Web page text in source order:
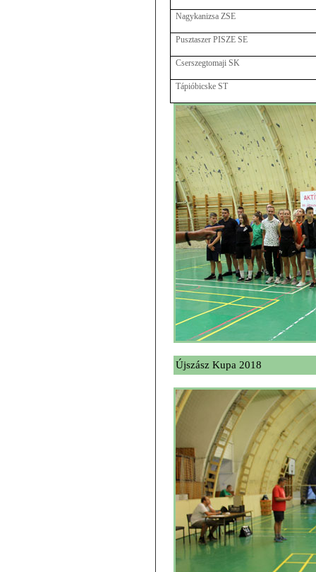
Nagykanizsa ZSE
Pusztaszer PISZE SE
Cserszegtomaji SK
Tápióbicske ST
Újszász Kupa 2018